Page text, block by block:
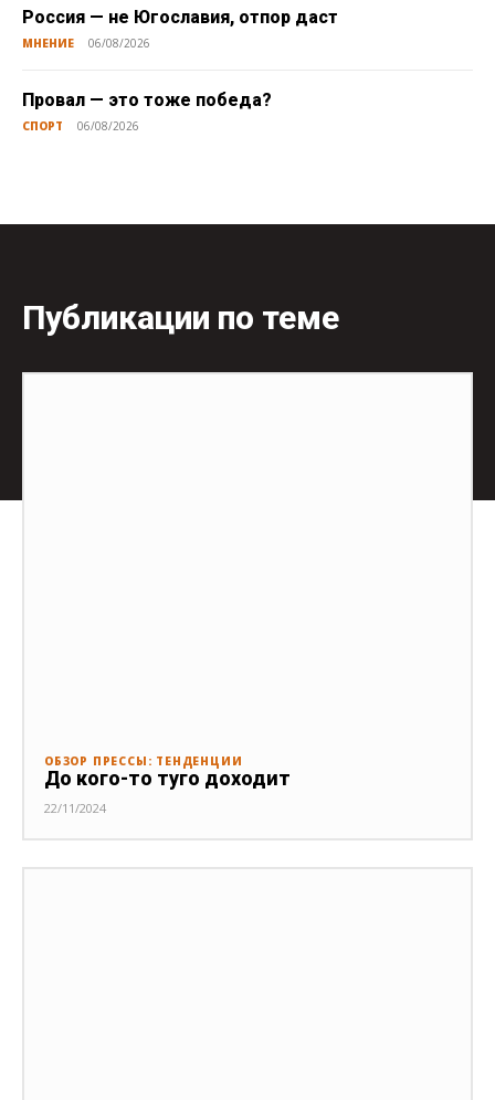
Россия — не Югославия, отпор даст
МНЕНИЕ 06/08/2026
Провал — это тоже победа?
СПОРТ 06/08/2026
Публикации по теме
ОБЗОР ПРЕССЫ: ТЕНДЕНЦИИ
До кого-то туго доходит
22/11/2024